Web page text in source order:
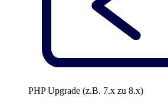
PHP Upgrade (z.B. 7.x zu 8.x)